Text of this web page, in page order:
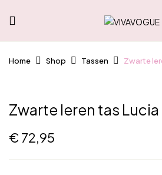
Home Shop Tassen Zwarte
Zwarte leren tas Lucia
€ 72,95